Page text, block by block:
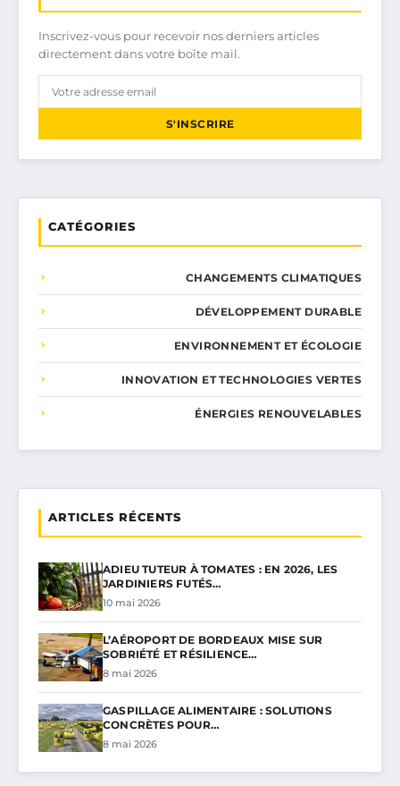
Inscrivez-vous pour recevoir nos derniers articles
directement dans votre boîte mail.
S'INSCRIRE
CATÉGORIES
CHANGEMENTS CLIMATIQUES
DÉVELOPPEMENT DURABLE
ENVIRONNEMENT ET ÉCOLOGIE
INNOVATION ET TECHNOLOGIES VERTES
ÉNERGIES RENOUVELABLES
ARTICLES RÉCENTS
ADIEU TUTEUR À TOMATES : EN 2026, LES
JARDINIERS FUTÉS…
10 mai 2026
L’AÉROPORT DE BORDEAUX MISE SUR
SOBRIÉTÉ ET RÉSILIENCE…
8 mai 2026
GASPILLAGE ALIMENTAIRE : SOLUTIONS
CONCRÈTES POUR…
8 mai 2026